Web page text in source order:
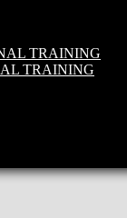
TRAINING
TRAINING